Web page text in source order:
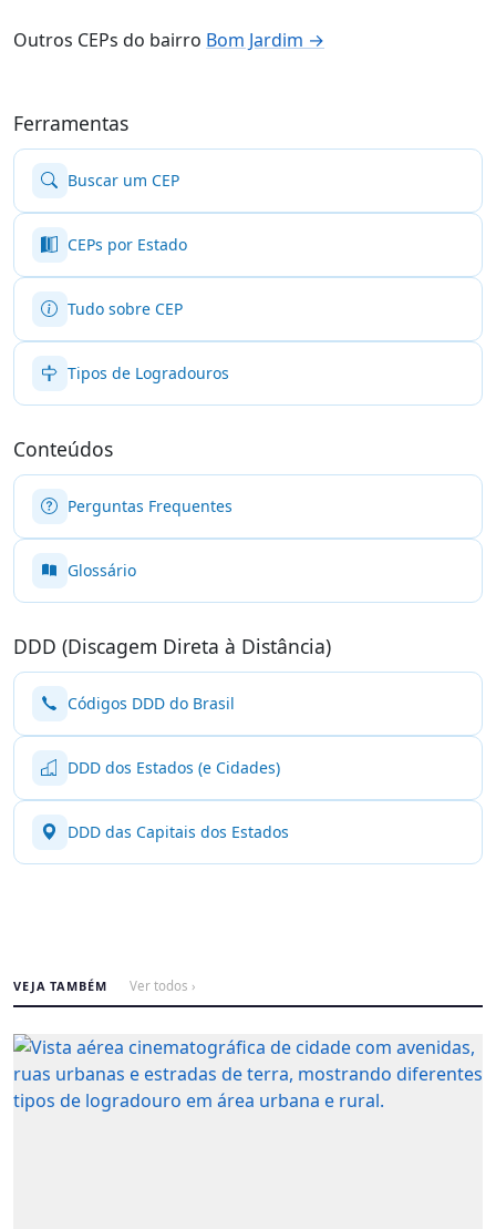
Outros CEPs do bairro Bom Jardim →
Ferramentas
Buscar um CEP
CEPs por Estado
Tudo sobre CEP
Tipos de Logradouros
Conteúdos
Perguntas Frequentes
Glossário
DDD (Discagem Direta à Distância)
Códigos DDD do Brasil
DDD dos Estados (e Cidades)
DDD das Capitais dos Estados
VEJA TAMBÉM Ver todos ›